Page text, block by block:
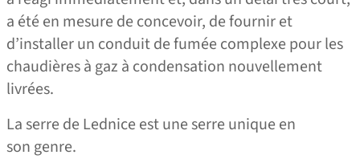
a été en mesure de concevoir, de fournir et
d’installer un conduit de fumée complexe pour les
chaudières à gaz à condensation nouvellement
livrées.
La serre de Lednice est une serre unique en
son genre.